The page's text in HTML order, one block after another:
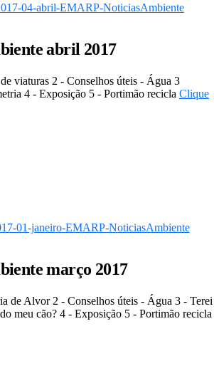
abril 2017
viaturas 2 - Conselhos úteis - Água 3
4 - Exposição 5 - Portimão recicla Clique
março 2017
de Alvor 2 - Conselhos úteis - Água 3 - Terei
meu cão? 4 - Exposição 5 - Portimão recicla